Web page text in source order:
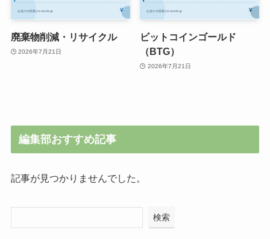
廃棄物削減・リサイクル
2026年7月21日
ビットコインゴールド
（BTG）
2026年7月21日
編集部おすすめ記事
記事が見つかりませんでした。
検索